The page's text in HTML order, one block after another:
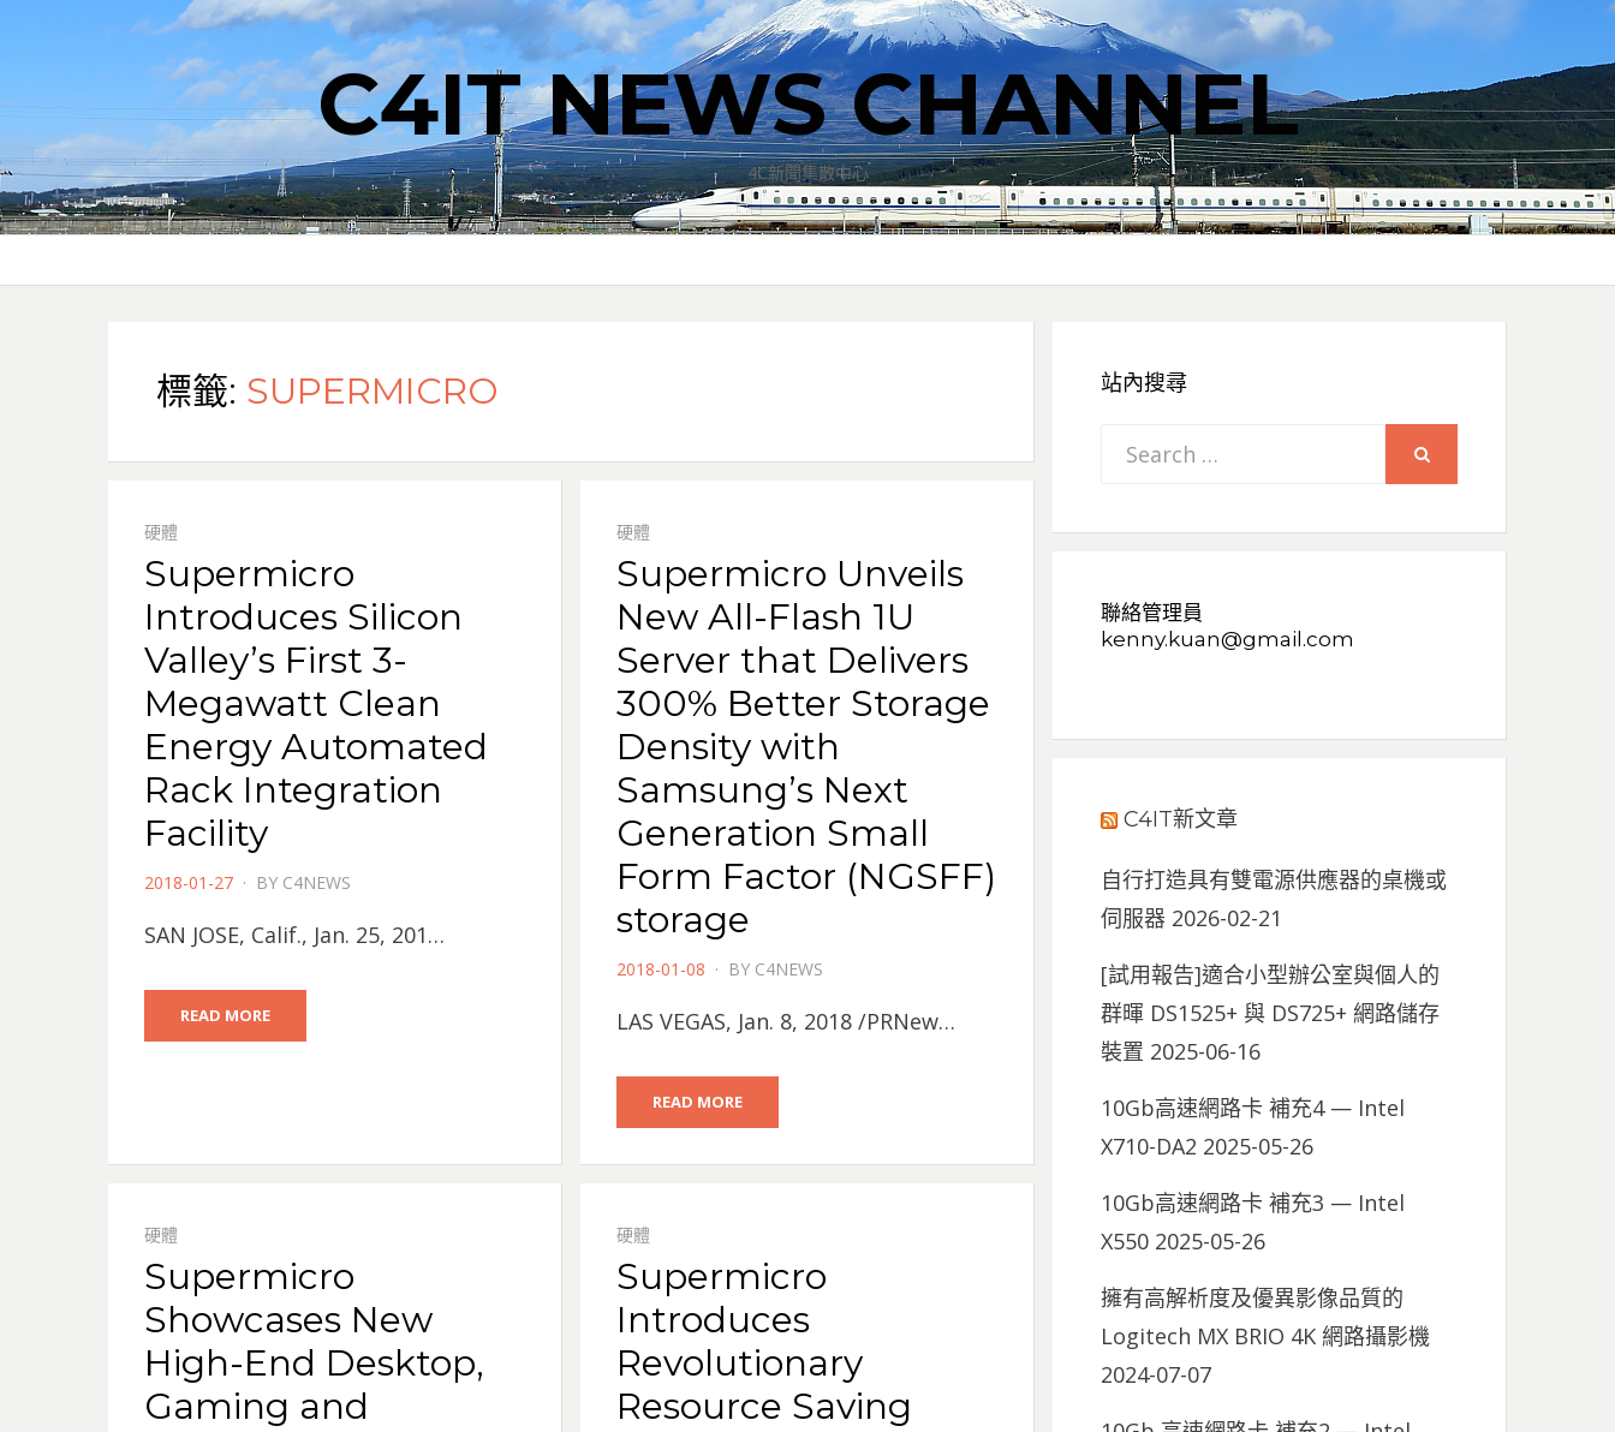
C4IT NEWS CHANNEL
4C新聞集散中心
標籤: SUPERMICRO
硬體
Supermicro
Introduces Silicon
Valley’s First 3-
Megawatt Clean
Energy Automated
Rack Integration
Facility
POSTED
2018-01-27 BY C4NEWS
SAN JOSE, Calif., Jan. 25, 201…
READ MORE
硬體
Supermicro Unveils
New All-Flash 1U
Server that Delivers
300% Better Storage
Density with
Samsung’s Next
Generation Small
Form Factor (NGSFF)
storage
POSTED
2018-01-08 BY C4NEWS
LAS VEGAS, Jan. 8, 2018 /PRNew…
READ MORE
硬體
Supermicro
Showcases New
High-End Desktop,
Gaming and
硬體
Supermicro
Introduces
Revolutionary
Resource Saving
站內搜尋
Search
聯絡管理員
kenny.kuan@gmail.com
C4IT新文章
自行打造具有雙電源供應器的桌機或
伺服器 2026-02-21
[試用報告]適合小型辦公室與個人的
群暉 DS1525+ 與 DS725+ 網路儲存
裝置 2025-06-16
10Gb高速網路卡 補充4 — Intel
X710-DA2 2025-05-26
10Gb高速網路卡 補充3 — Intel
X550 2025-05-26
擁有高解析度及優異影像品質的
Logitech MX BRIO 4K 網路攝影機
2024-07-07